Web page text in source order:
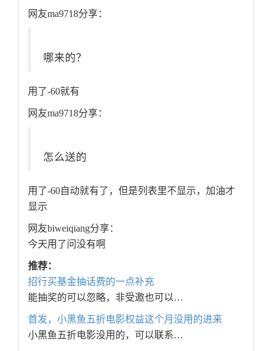
网友ma9718分享：
哪来的？
用了-60就有
网友ma9718分享：
怎么送的
用了-60自动就有了，但是列表里不显示，加油才
显示
网友biweiqiang分享：
今天用了问没有啊
推荐：
招行买基金抽话费的一点补充
能抽奖的可以忽略，非受邀也可以…
首发，小黑鱼五折电影权益这个月没用的进来
小黑鱼五折电影没用的，可以联系…